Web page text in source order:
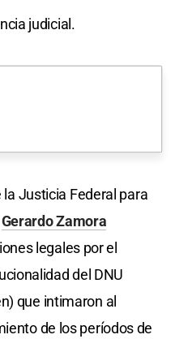
judicial.
Justicia Federal para
Gerardo Zamora
legales por el
del DNU
que intimaron al
de los períodos de